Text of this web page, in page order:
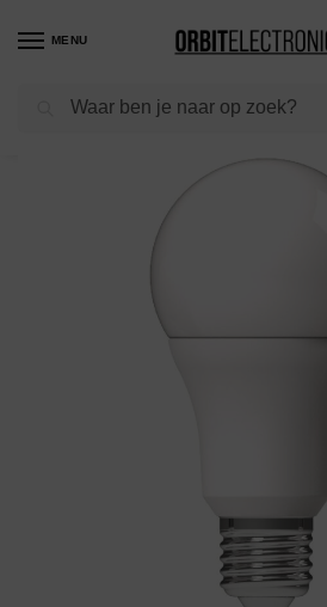
MENU
Shop / Verlichting / Lichtbronnen